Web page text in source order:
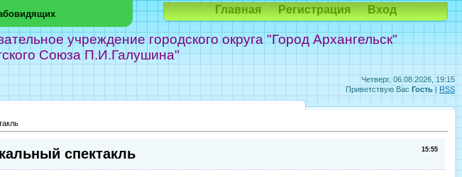
Четверг, 06.08.2026, 19:15
Приветствую Вас Гость | RSS
учреждение городского округа "Город Архангельск"
Союза П.И.Галушина"
Главная Регистрация Вход
15:55
спектакль